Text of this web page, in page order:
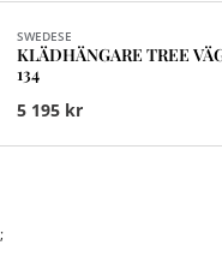
SWEDESE
KLÄDHÄNGARE TREE
134
5 195 kr
;